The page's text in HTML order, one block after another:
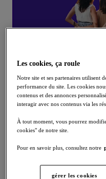
RRG au
service de la
À l'occasion de la
RRG envers l'égalité
Les cookies, ça roule
Notre site et ses partenaires utilisent
performance du site. Les cookies
contenus et des annonces
interagir avec nos contenus via les
À tout moment, vous pourrez
cookies" de notre site.
Pour en savoir plus, consultez notre
gérer les cookies